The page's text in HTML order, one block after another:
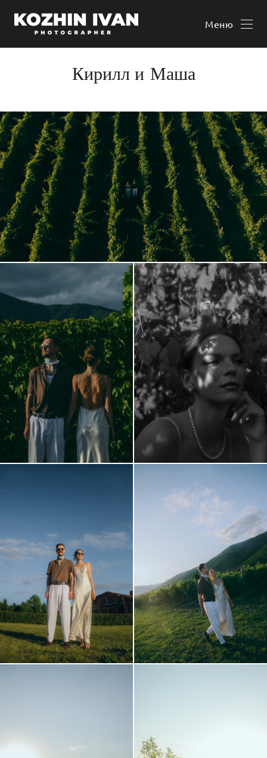
Меню
Кирилл и Маша